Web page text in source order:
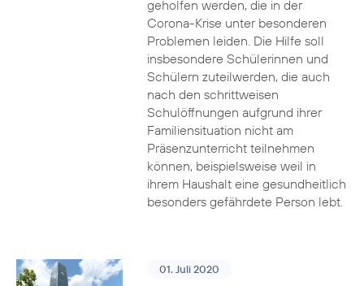
geholfen werden, die in der
Corona-Krise unter besonderen
Problemen leiden. Die Hilfe soll
insbesondere Schülerinnen und
Schülern zuteilwerden, die auch
nach den schrittweisen
Schulöffnungen aufgrund ihrer
Familiensituation nicht am
Präsenzunterricht teilnehmen
können, beispielsweise weil in
ihrem Haushalt eine gesundheitlich
besonders gefährdete Person lebt.
01. Juli 2020